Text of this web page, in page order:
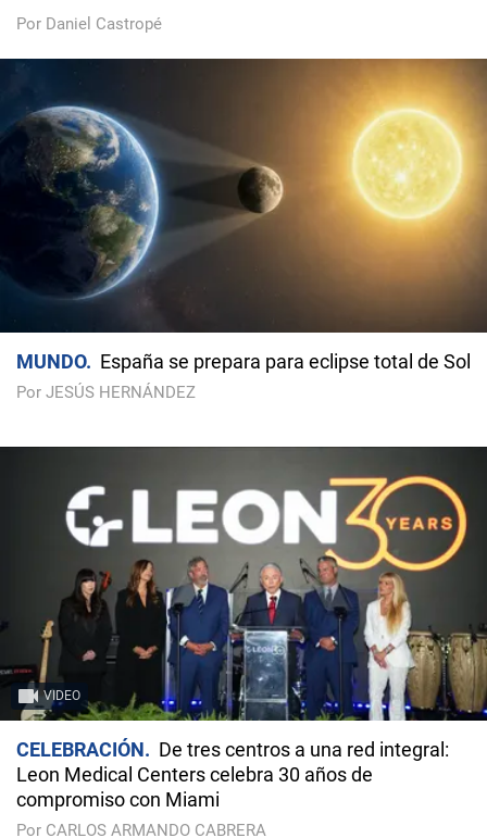
Por Daniel Castropé
MUNDO España se prepara para eclipse total de Sol
Por JESÚS HERNÁNDEZ
VIDEO
CELEBRACIÓN
De tres centros a una red integral:
Leon Medical Centers celebra 30 años de
compromiso con Miami
Por CARLOS ARMANDO CABRERA